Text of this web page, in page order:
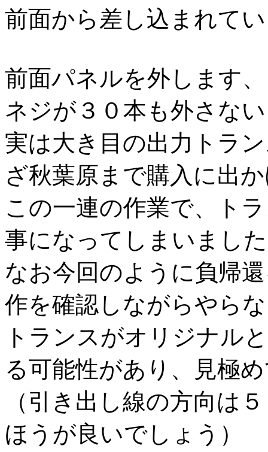
前面から差し込まれて
前面パネルを外します
ネジが３０本も外さな
実は大き目の出力トラ
ざ秋葉原まで購入に出
この一連の作業で、ト
事になってしまいまし
なお今回のように負帰
作を確認しながらやら
トランスがオリジナル
る可能性があり、見極
（引き出し線の方向は
ほうが良いでしょう）